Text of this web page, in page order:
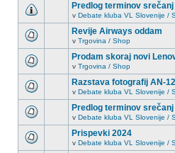
Predlog terminov
v Debate kluba VL Slovenije /
Revije Airways oddam
v Trgovina / Shop
Prodam skoraj novi
v Trgovina / Shop
Razstava fotografij AN-
v Debate kluba VL Slovenije /
Predlog terminov
v Debate kluba VL Slovenije /
Prispevki 2024
v Debate kluba VL Slovenije /